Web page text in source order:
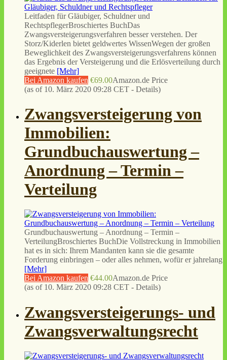
Leitfaden für Gläubiger, Schuldner und
RechtspflegerBroschiertes BuchDas
Zwangsversteigerungsverfahren besser verstehen. Der
Storz/Kiderlen bietet geldwertes WissenWegen der großen
Beweglichkeit des Zwangsversteigerungsverfahrens können
das Ergebnis der Versteigerung und die Erlösverteilung durch
geeignete [Mehr]
Bei Amazon kaufen €69.00Amazon.de Price
(as of 10. März 2020 09:28 CET - Details)
Zwangsversteigerung von
Immobilien:
Grundbuchauswertung –
Anordnung – Termin –
Verteilung
Grundbuchauswertung – Anordnung – Termin –
VerteilungBroschiertes BuchDie Vollstreckung in Immobilien
hat es in sich: Ihrem Mandanten kann sie die gesamte
Forderung einbringen – oder alles nehmen, wofür er jahrelang
[Mehr]
Bei Amazon kaufen €44.00Amazon.de Price
(as of 10. März 2020 09:28 CET - Details)
Zwangsversteigerungs- und
Zwangsverwaltungsrecht